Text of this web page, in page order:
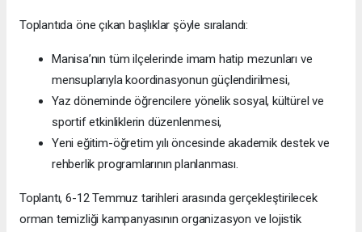
Toplantıda öne çıkan başlıklar şöyle sıralandı:
Manisa’nın tüm ilçelerinde imam hatip mezunları ve
mensuplarıyla koordinasyonun güçlendirilmesi,
Yaz döneminde öğrencilere yönelik sosyal, kültürel ve
sportif etkinliklerin düzenlenmesi,
Yeni eğitim-öğretim yılı öncesinde akademik destek ve
rehberlik programlarının planlanması.
Toplantı, 6-12 Temmuz tarihleri arasında gerçekleştirilecek
orman temizliği kampanyasının organizasyon ve lojistik